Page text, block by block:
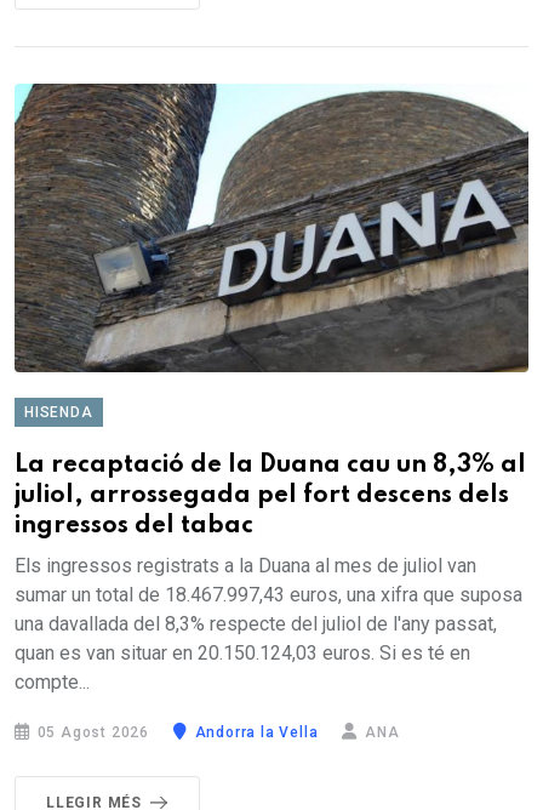
HISENDA
La recaptació de la Duana cau un 8,3% al
juliol, arrossegada pel fort descens dels
ingressos del tabac
Els ingressos registrats a la Duana al mes de juliol van
sumar un total de 18.467.997,43 euros, una xifra que suposa
una davallada del 8,3% respecte del juliol de l'any passat,
quan es van situar en 20.150.124,03 euros. Si es té en
compte...
05 Agost 2026 Andorra la Vella ANA
LLEGIR MÉS